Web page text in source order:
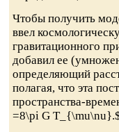
Чтобы получить
ввел
гравитационного
добавил ее
определяющий
полагая, что эта
пространства-
=8\pi G